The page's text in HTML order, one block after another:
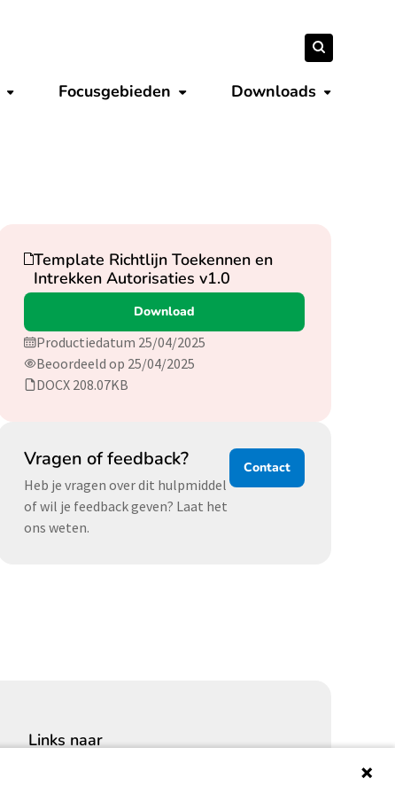
Zoeken
naar:Zoeken
Submenu tonen
Focusgebieden Submenu tonen
Downloads
Download
Template Richtlijn Toekennen en
Intrekken Autorisaties v1.0
Download
Productiedatum 25/04/2025
Beoordeeld op 25/04/2025
DOCX 208.07KB
Vragen of feedback?
Heb je vragen over dit hulpmiddel
of wil je feedback geven? Laat het
ons weten.
Contact
Links naar